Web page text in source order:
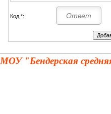
Код *:
МОУ "Бендерская